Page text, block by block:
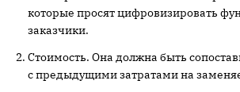
которые просят цифровизировать
заказчики.
Стоимость. Она должна быть
с предыдущими затратами на